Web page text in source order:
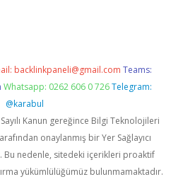
backlinkpaneli@gmail.com Teams:
Whatsapp: 0262 606 0 726 Telegram:
@karabul
Kanun gereğince Bilgi Teknolojileri
onaylanmış bir Yer Sağlayıcı
Bu nedenle, sitedeki içerikleri proaktif
yükümlülüğümüz bulunmamaktadır.